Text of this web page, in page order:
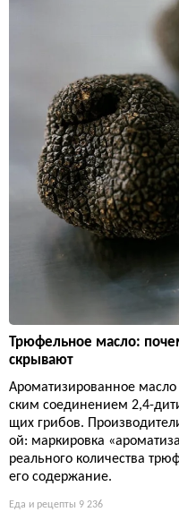
Трюфельное масло:
скрывают
Ароматизированное масло
ским соединением 2,4-
щих грибов.
ой: маркировка
реального количества
его содержание.
Еда и рецепты 9 236